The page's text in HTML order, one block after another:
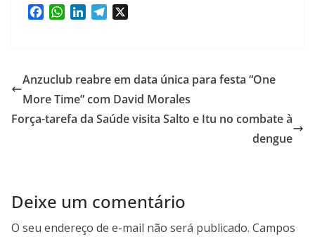
b
o
k
W
s
p
p
e
I
n
g
a
m
Anzuclub reabre em data única para festa “One
More Time” com David Morales
Força-tarefa da Saúde visita Salto e Itu no combate à
dengue
Deixe um comentário
O seu endereço de e-mail não será publicado. Campos